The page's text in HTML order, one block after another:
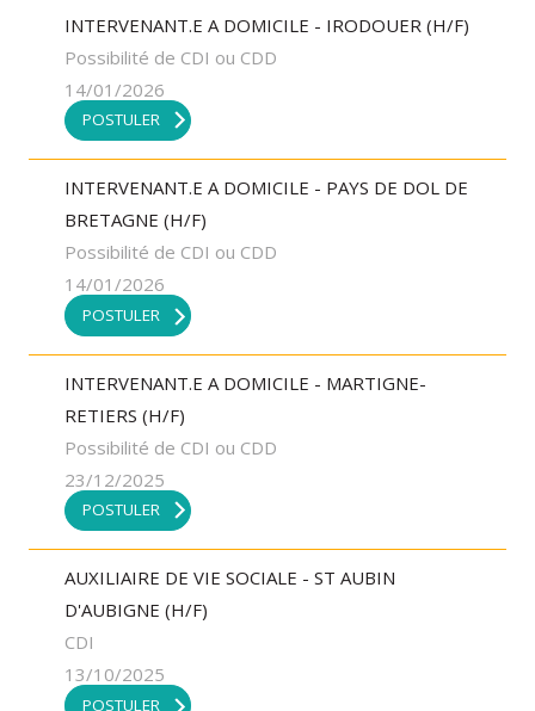
INTERVENANT.E A DOMICILE - IRODOUER (H/F)
Possibilité de CDI ou CDD
14/01/2026
POSTULER
INTERVENANT.E A DOMICILE - PAYS DE DOL DE
BRETAGNE (H/F)
Possibilité de CDI ou CDD
14/01/2026
POSTULER
INTERVENANT.E A DOMICILE - MARTIGNE-
RETIERS (H/F)
Possibilité de CDI ou CDD
23/12/2025
POSTULER
AUXILIAIRE DE VIE SOCIALE - ST AUBIN
D'AUBIGNE (H/F)
CDI
13/10/2025
POSTULER